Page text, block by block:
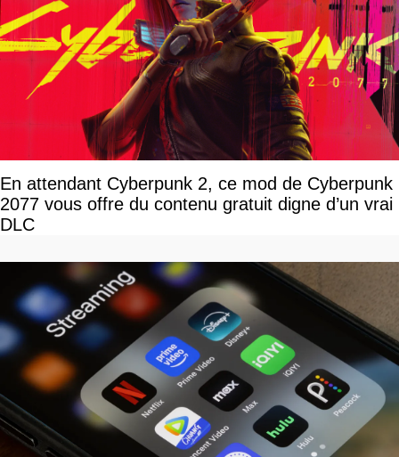
En attendant Cyberpunk 2, ce mod de Cyberpunk
2077 vous offre du contenu gratuit digne d’un vrai
DLC